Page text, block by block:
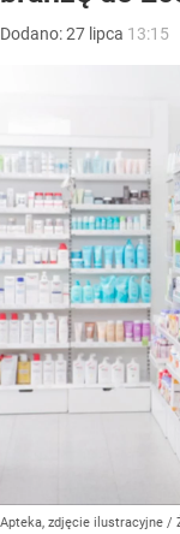
Dodano:27 lipca 13:15
Apteka, zdjęcie ilustracyjne /